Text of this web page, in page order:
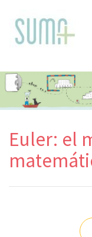
content
Euler: el
Navegación